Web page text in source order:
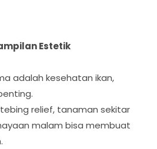
Estetik
adalah kesehatan ikan,
relief, tanaman sekitar
malam bisa membuat